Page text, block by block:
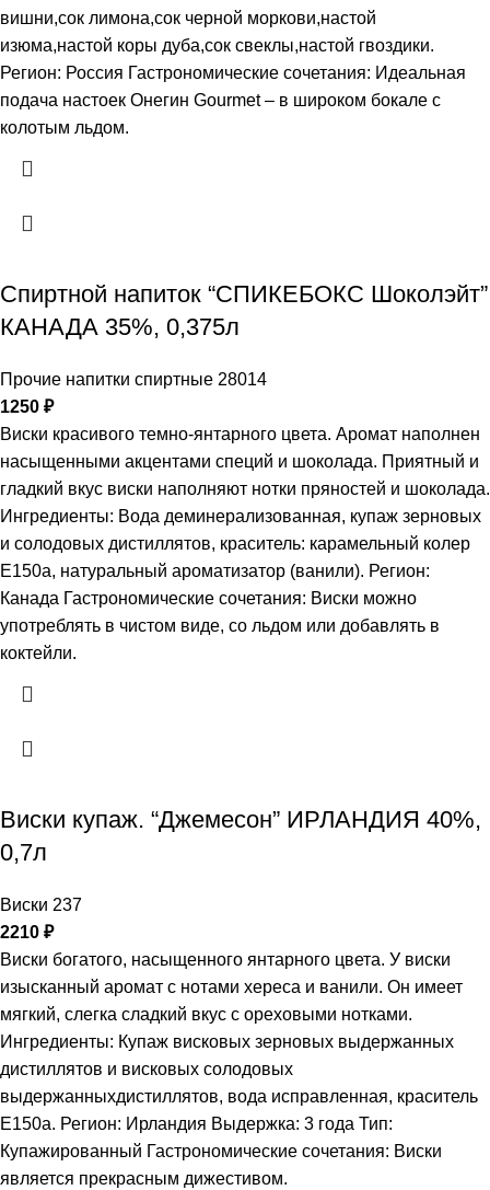
вишни,сок лимона,сок черной моркови,настой
изюма,настой коры дуба,сок свеклы,настой гвоздики.
Регион: Россия Гастрономические сочетания: Идеальная
подача настоек Онегин Gourmet – в широком бокале с
колотым льдом.
Спиртной напиток “СПИКЕБОКС Шоколэйт”
КАНАДА 35%, 0,375л
Прочие напитки спиртные 28014
1250 ₽
Виски красивого темно-янтарного цвета. Аромат наполнен
насыщенными акцентами специй и шоколада. Приятный и
гладкий вкус виски наполняют нотки пряностей и шоколада.
Ингредиенты: Вода деминерализованная, купаж зерновых
и солодовых дистиллятов, краситель: карамельный колер
Е150а, натуральный ароматизатор (ванили). Регион:
Канада Гастрономические сочетания: Виски можно
употреблять в чистом виде, со льдом или добавлять в
коктейли.
Виски купаж. “Джемесон” ИРЛАНДИЯ 40%,
0,7л
Виски 237
2210 ₽
Виски богатого, насыщенного янтарного цвета. У виски
изысканный аромат с нотами хереса и ванили. Он имеет
мягкий, слегка сладкий вкус с ореховыми нотками.
Ингредиенты: Купаж висковых зерновых выдержанных
дистиллятов и висковых солодовых
выдержанныхдистиллятов, вода исправленная, краситель
Е150а. Регион: Ирландия Выдержка: 3 года Тип:
Купажированный Гастрономические сочетания: Виски
является прекрасным дижестивом.